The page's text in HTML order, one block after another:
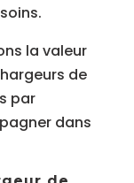
la valeur
de
par
dans